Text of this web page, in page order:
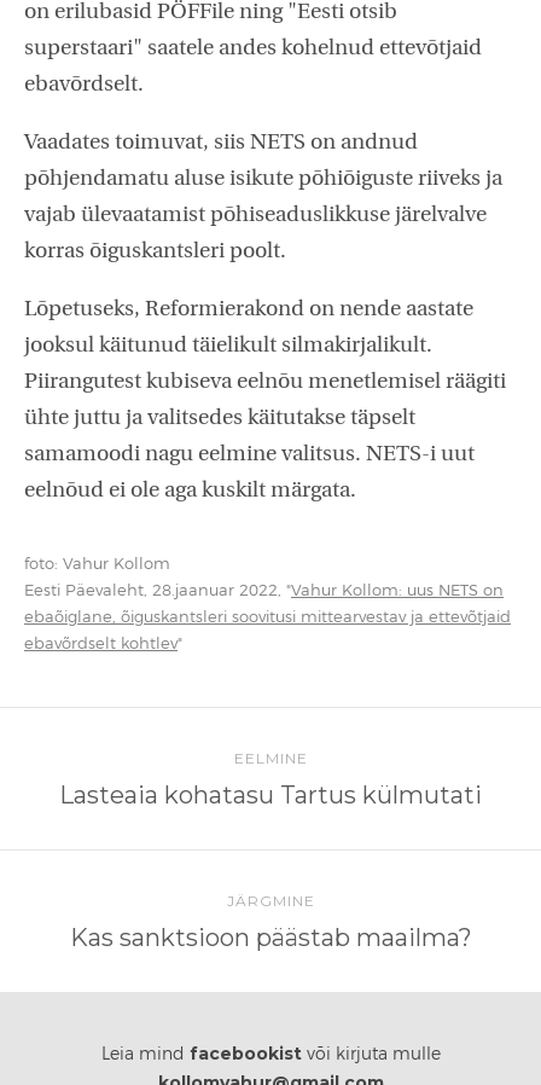
on erilubasid PÖFFile ning "Eesti otsib
superstaari" saatele andes kohelnud ettevõtjaid
ebavõrdselt.
Vaadates toimuvat, siis NETS on andnud
põhjendamatu aluse isikute põhiõiguste riiveks ja
vajab ülevaatamist põhiseaduslikkuse järelvalve
korras õiguskantsleri poolt.
Lõpetuseks, Reformierakond on nende aastate
jooksul käitunud täielikult silmakirjalikult.
Piirangutest kubiseva eelnõu menetlemisel räägiti
ühte juttu ja valitsedes käitutakse täpselt
samamoodi nagu eelmine valitsus. NETS-i uut
eelnõud ei ole aga kuskilt märgata.
foto: Vahur Kollom
Eesti Päevaleht, 28.jaanuar 2022, "Vahur Kollom: uus NETS on
ebaõiglane, õiguskantsleri soovitusi mittearvestav ja ettevõtjaid
ebavõrdselt kohtlev"
EELMINE
Lasteaia kohatasu Tartus külmutati
JÄRGMINE
Kas sanktsioon päästab maailma?
Leia mind facebookistvõi kirjuta mulle